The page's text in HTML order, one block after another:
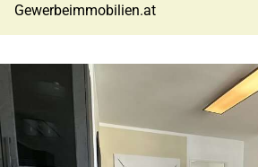
Gewerbeimmobilien.at